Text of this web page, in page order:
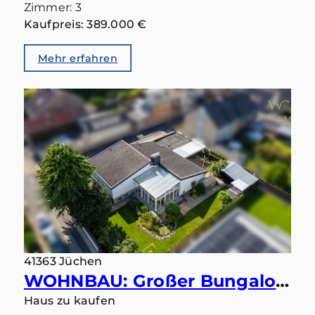
Zimmer: 3
Kaufpreis: 389.000 €
Mehr erfahren
41363 Jüchen
WOHNBAU: Großer Bungalow mit 283 qm in gutem Zustand und Einliegerbereich mit eigenem Eingang
Haus zu kaufen